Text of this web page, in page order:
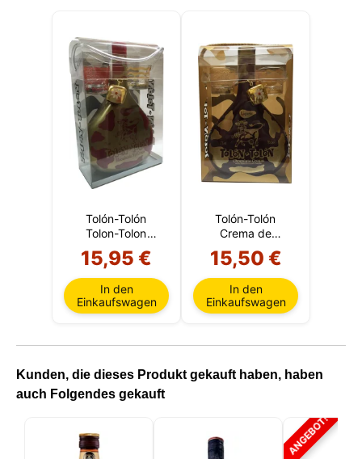
Tolón-Tolón
Tolon-Tolon
Macadamianuss-
Sahnelikö
15,95 €
In den
Einkaufswagen
Tolón-Tolón
Crema de
Chocolate
15,50 €
In den
Einkaufswagen
Kunden, die dieses Produkt gekauft haben, haben
auch Folgendes gekauft
ANGEBOT!